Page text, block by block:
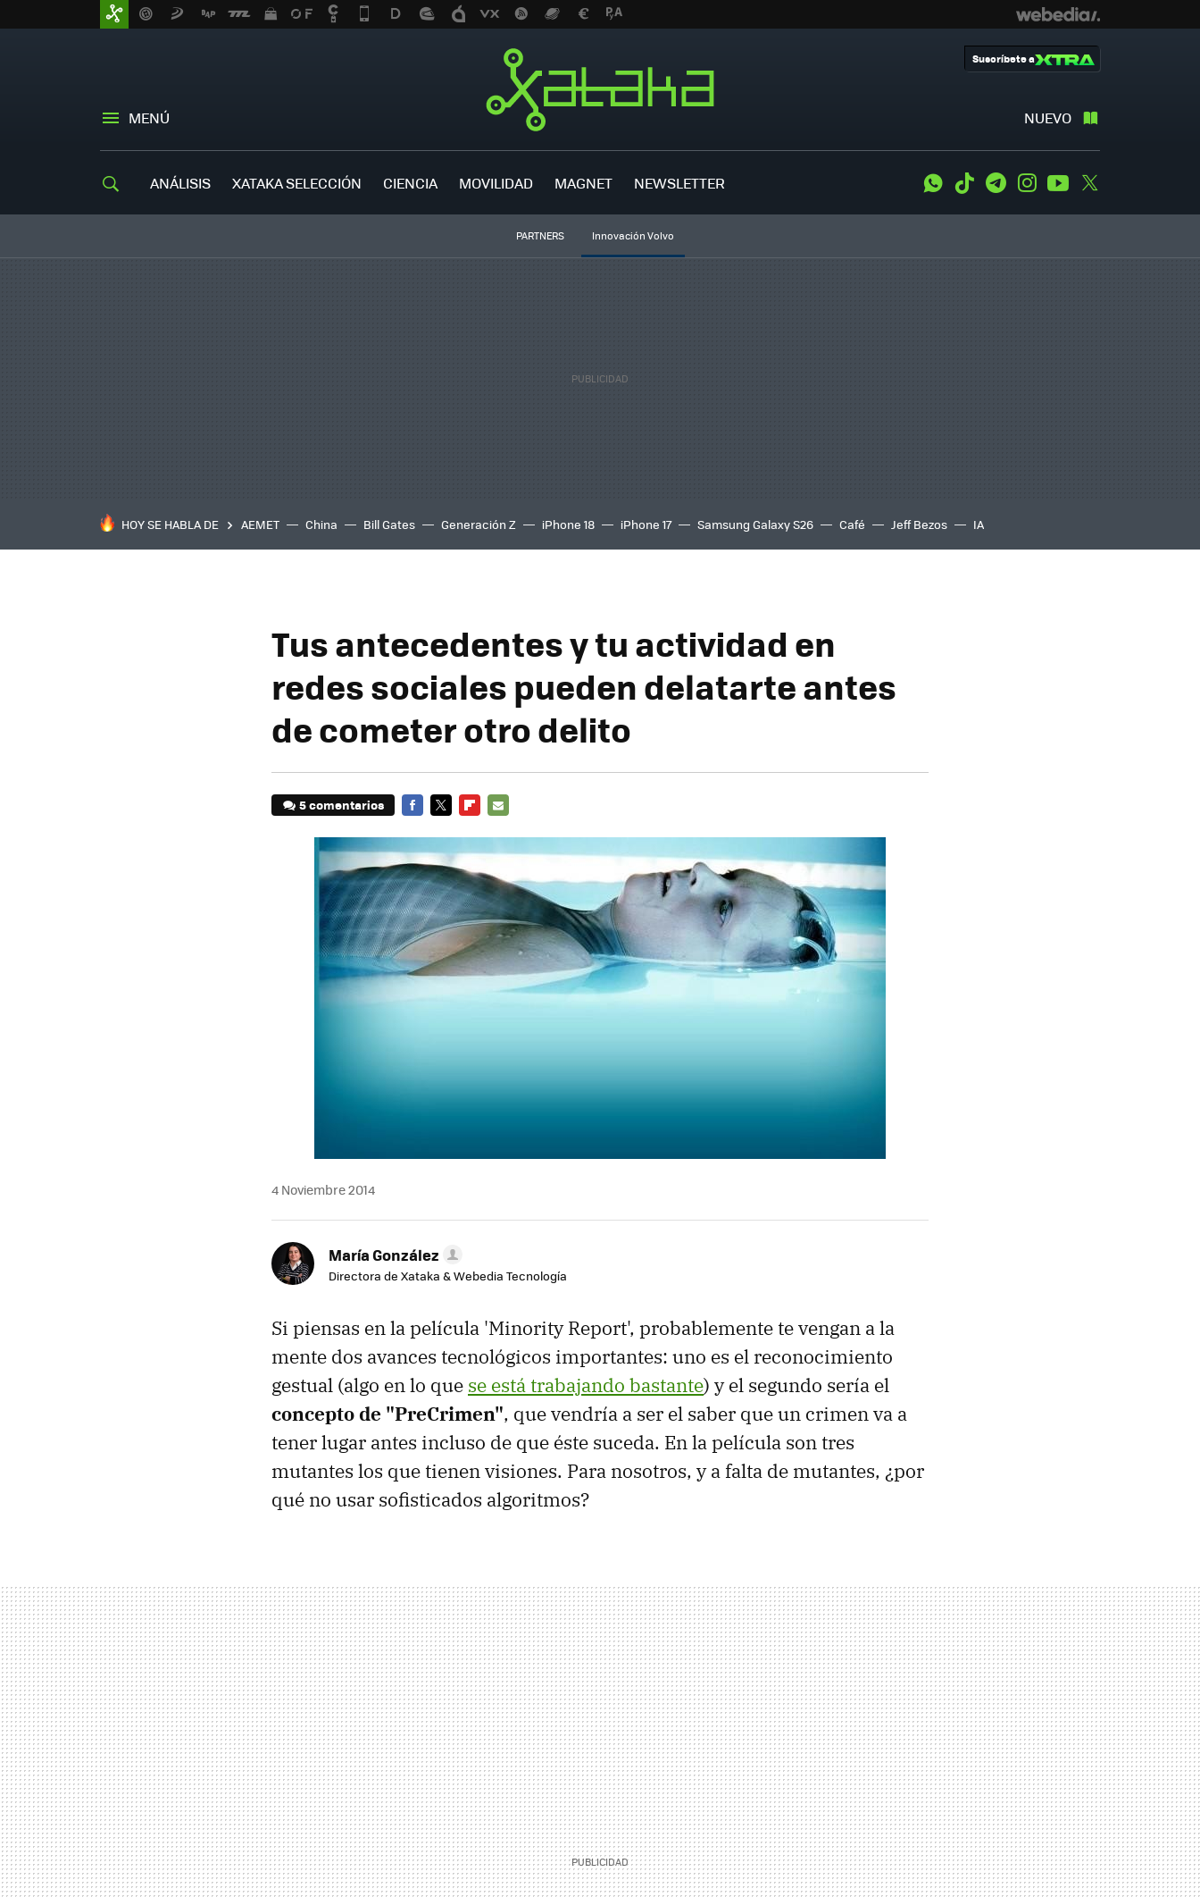
MENÚ NUEVO
Suscríbete a
ANÁLISIS XATAKA SELECCIÓN CIENCIA MOVILIDAD MAGNET NEWSLETTER WhatsApp
Tiktok TelegramInstagramYoutube
PARTNERS Innovación Volvo
HOY SE HABLA DE AEMET China Bill Gates Generación Z iPhone 18 iPhone 17 Samsung Galaxy S26 Café Jeff Bezos IA
Tus antecedentes y tu actividad en
redes sociales pueden delatarte antes
de cometer otro delito
5 comentarios
MAIL
4 Noviembre 2014
María González
Directora de Xataka & Webedia Tecnología
Si piensas en la película 'Minority Report', probablemente te vengan a la
mente dos avances tecnológicos importantes: uno es el reconocimiento
gestual (algo en lo que se está trabajando bastante) y el segundo sería el
concepto de "PreCrimen", que vendría a ser el saber que un crimen va a
tener lugar antes incluso de que éste suceda. En la película son tres
mutantes los que tienen visiones. Para nosotros, y a falta de mutantes, ¿por
qué no usar sofisticados algoritmos?